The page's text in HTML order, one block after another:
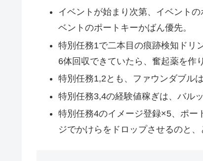
イベントが始まり次第、イベント
ベントのポートキーかばん優先。
特別任務1で二本目の痕跡検知ドリ
6体回収できていたら、奮起薬を作
特別任務1,2とも、ファウンダブル
特別任務3,4の経験値稼ぎは、バル
特別任務4のイメージ登録×5、ポー
ジでかけらをドロップさせるのと